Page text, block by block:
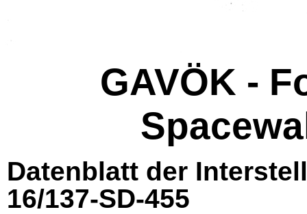
GAVÖK -
Datenblatt der
16/137-SD-455